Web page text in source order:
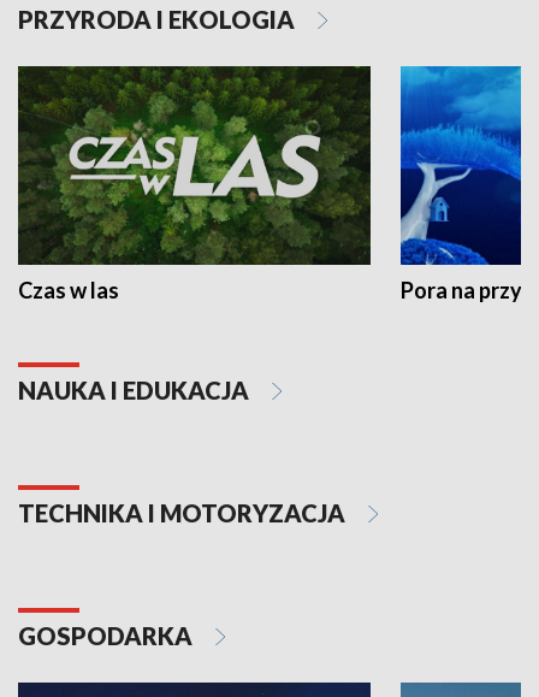
PRZYRODA I EKOLOGIA
Czas w las Pora na
NAUKA I EDUKACJA
TECHNIKA I MOTORYZACJA
GOSPODARKA